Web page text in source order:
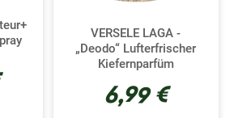
kann aber manchmal durch
beeinträchtigt werden.
ausgewählt aus den besten
, Hamiform , Trixie und
eine wirksame Antwort auf
VERSELE LAGA -
„Deodo“ Lufterfrischer
Kiefernparfüm
6,99 €